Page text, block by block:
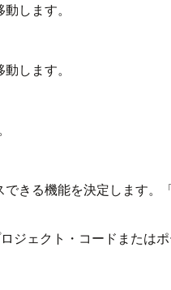
します。
します。
きる機能を決定します。
ジェクト・コードまたは